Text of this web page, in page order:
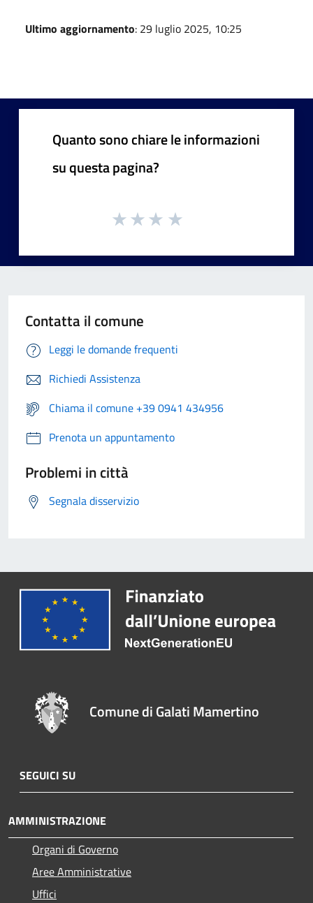
Ultimo aggiornamento: 29 luglio 2025, 10:25
Quanto sono chiare le informazioni
su questa pagina?
Contatta il comune
Leggi le domande frequenti
Richiedi Assistenza
Chiama il comune +39 0941 434956
Prenota un appuntamento
Problemi in città
Segnala disservizio
Comune di Galati Mamertino
SEGUICI SU
AMMINISTRAZIONE
Organi di Governo
Aree Amministrative
Uffici